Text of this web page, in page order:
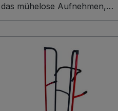
das mühelose Aufnehmen,
Transportieren und Abstellen
Schweißkonstruktion ist für
Raddurchmesser von 540–820
mm ausgelegt und mit
praktischen Radschutzblechen
ausgestattet. Ein großer